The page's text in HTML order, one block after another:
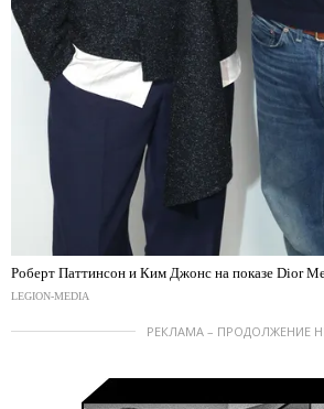
Роберт Паттинсон и Ким Джонс на показе Dior
LEGION-MEDIA
РЕКЛАМА – ПРОДОЛЖЕНИЕ